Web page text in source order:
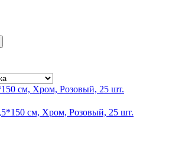
см, Хром, Розовый, 25 шт.